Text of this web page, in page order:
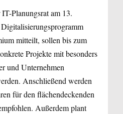
Planungsrat am 13.
mitteilt, sollen bis zum
Projekte mit besonders
und Unternehmen
Anschließend werden
für den flächendeckenden
Außerdem plant